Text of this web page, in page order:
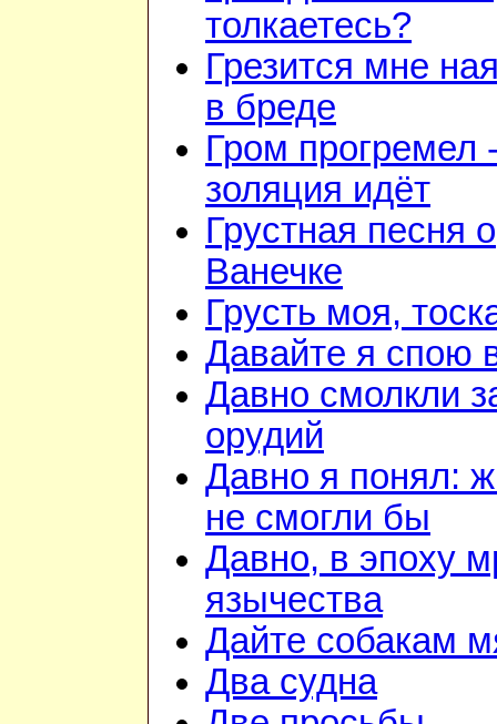
толкаетесь?
Грезится мне
в бреде
Гром прогремел
золяция идёт
Грустная песня о
Ванечке
Грусть моя,
Давайте я спою
Давно смолкли
орудий
Давно я понял:
не смогли бы
Давно, в эпоху
язычества
Дайте собакам
Два судна